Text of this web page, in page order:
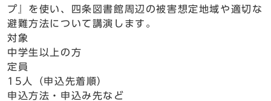
プ』を使い、四条図書館周辺の被害想定地域や適切な
避難方法について講演します。
対象
中学生以上の方
定員
15人（申込先着順）
申込方法・申込み先など